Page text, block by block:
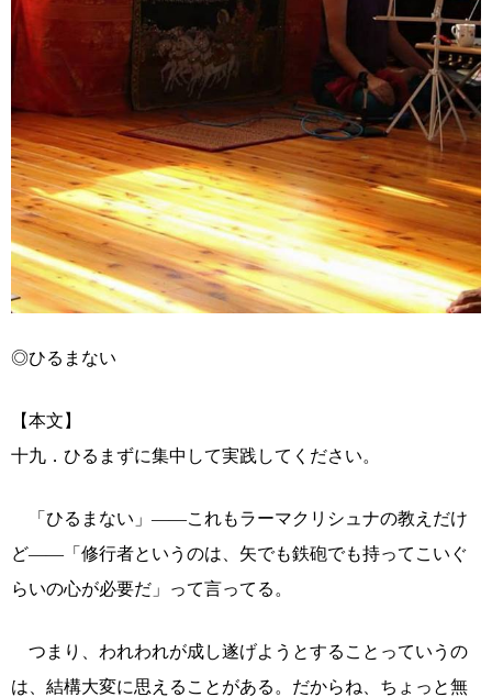
◎ひるまない
【本文】
十九．ひるまずに集中して実践してください。
「ひるまない」――これもラーマクリシュナの教えだけ
ど――「修行者というのは、矢でも鉄砲でも持ってこいぐ
らいの心が必要だ」って言ってる。
つまり、われわれが成し遂げようとすることっていうの
は、結構大変に思えることがある。だからね、ちょっと無